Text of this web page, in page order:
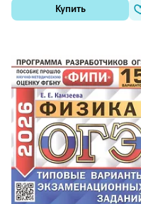
Купить